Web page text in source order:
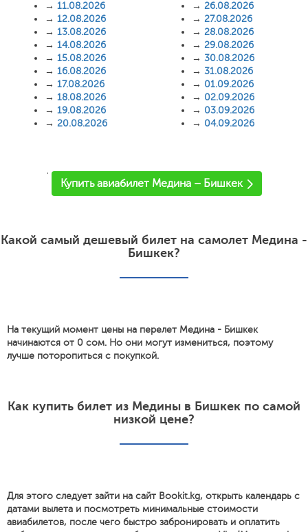
→ 11.08.2026
→ 12.08.2026
→ 13.08.2026
→ 14.08.2026
→ 15.08.2026
→ 16.08.2026
→ 17.08.2026
→ 18.08.2026
→ 19.08.2026
→ 20.08.2026
→ 26.08.2026
→ 27.08.2026
→ 28.08.2026
→ 29.08.2026
→ 30.08.2026
→ 31.08.2026
→ 01.09.2026
→ 02.09.2026
→ 03.09.2026
→ 04.09.2026
'
Купить авиабилет Медина – Бишкек
Какой самый дешевый билет на самолет Медина -
Бишкек?
На текущий момент цены на перелет Медина - Бишкек
начинаются от 0 сом. Но они могут измениться, поэтому
лучше поторопиться с покупкой.
Как купить билет из Медины в Бишкек по самой
низкой цене?
Для этого следует зайти на сайт Bookit.kg, открыть календарь с
датами вылета и посмотреть минимальные стоимости
авиабилетов, после чего быстро забронировать и оплатить